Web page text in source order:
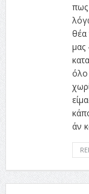
πως
θέα
μας
όλο
άν